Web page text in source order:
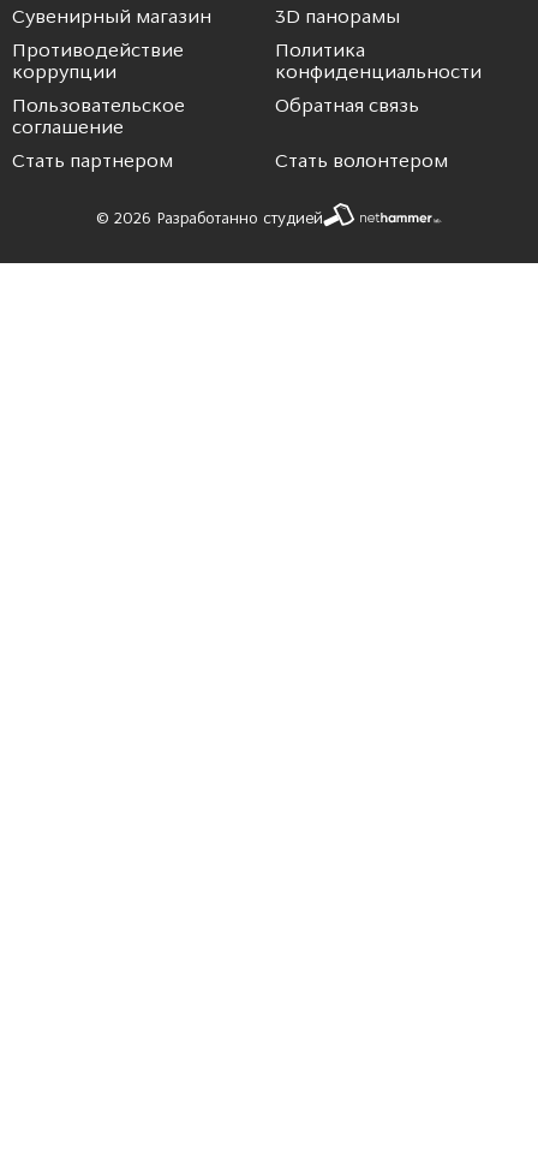
Сувенирный магазин
3D панорамы
Противодействие
коррупции
Политика
конфиденциальности
Пользовательское
соглашение
Обратная связь
Стать партнером Стать волонтером
© 2026 Разработанно студией